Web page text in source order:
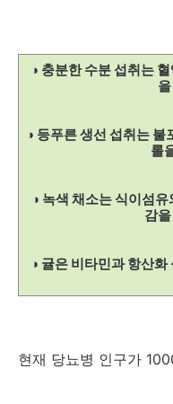
◑ 충분한 수분 섭취는
◑ 등푸른 생선 섭취는
롤
◑ 녹색 채소는 식이섬
감
◑ 귤은 비타민과 항산
현재 당뇨병 인구가